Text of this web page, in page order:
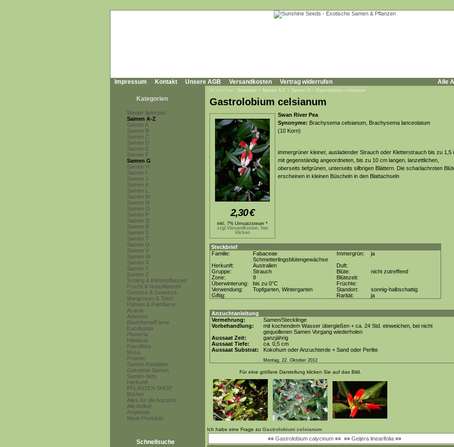
Impressum Kontakt Unsere AGB Versandkosten Vertrag widerrufen Alle
Kategorien
Wieder lieferbar!
Samen A-Z
Samen A
Samen B
Samen C
Samen D
Samen E
Samen F
Samen G
Samen H
Samen I
Samen J
Samen K
Samen L
Samen M
Samen N
Samen O
Samen P
Samen Q
Samen R
Samen S
Samen T
Samen U
Samen V
Samen W
Samen X
Samen Y
Samen Z
Schling & Kletterpflanzen
Frucht & Nutzpflanzen
Gemüse & Gewürze
Mangroven & Teich
Palmen & Palmfarne
Acacia
Adenium
Baumfarne/Farne
Eucalyptus
Plumeria
Hibiskus
Passiflora
Musa
Proteen
Samen-Raritäten
Gekeimte Samen
Samen-Sets
Herkunft
PFLANZEN SHOP
Bücher
Alles für die Anzucht
Alle Artikel
Angebote
Neue Produkte
Schnellsuche
Sie sind hier: Startseite » Samen A-Z » Samen G » Gastrolobium celsianum
Gastrolobium celsianum
2,30€
inkl. 7% Umsatzsteuer *
zzgl.Versandkosten, hier
klicken
Swan River Pea
Synonyme: Brachysema celsianum, Brachysema lanceolatum
(10 Korn)
immergrüner kleiner, ausladender Strauch oder Kletterstrauch bis zu 1,5
mit gegenständig angeordneten, bis zu 10 cm langen, lanzettlichen,
oberseits tiefgrünen, unterseits silbrigen Blättern. Die scharlachroten
erscheinen in kleinen Büscheln in den Blattachseln
Steckbrief
Familie:
Fabaceae
Schmetterlingsblütengewächse
Immergrün:
ja
Herkunft:
Australien
Duft:
Gruppe:
Strauch Blüte:
nicht zutreffend
Zone:
9
Blütezeit:
Überwinterung:
bis zu 0°C
Früchte:
Verwendung:
Topfgarten, Wintergarten Standort:
sonnig-halbschattig
Giftig:
Rarität: ja
Anzuchtanleitung
Vermehrung:
Samen/Stecklinge
Vorbehandlung:
mit kochendem Wasser übergießen + ca. 24 Std. einweichen, bei nicht
gequollenen Samen Vorgang wiederholen
Aussaat Zeit:
ganzjährig
Aussaat Tiefe:
ca. 0,5 cm
Aussaat Substrat:
Kokohum oder Anzuchterde + Sand oder Perlite
Montag, 22. Oktober 2012
Für eine größere Darstellung klicken Sie auf das Bild.
Ich habe eine Frage zu Gastrolobium celsianum
«« Gastrolobium calycinum «« »» Geijera linearifolia »»